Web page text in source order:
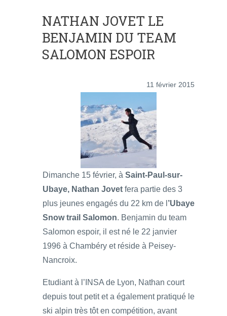
NATHAN JOVET LE
BENJAMIN DU TEAM
SALOMON ESPOIR
11 février 2015
Dimanche 15 février, à Saint-Paul-sur-
Ubaye, Nathan Jovet fera partie des 3
plus jeunes engagés du 22 km de l ’Ubaye
Snow trail Salomon. Benjamin du team
Salomon espoir, il est né le 22 janvier
1996 à Chambéry et réside à Peisey-
Nancroix.
Etudiant à l’INSA de Lyon, Nathan court
depuis tout petit et a également pratiqué le
ski alpin très tôt en compétition, avant